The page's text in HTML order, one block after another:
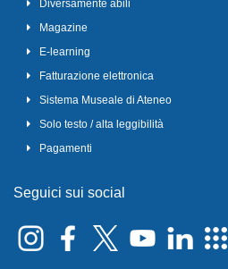
Diversamente abili
Magazine
E-learning
Fatturazione elettronica
Sistema Museale di Ateneo
Solo testo / alta leggibilità
Pagamenti
Seguici sui social